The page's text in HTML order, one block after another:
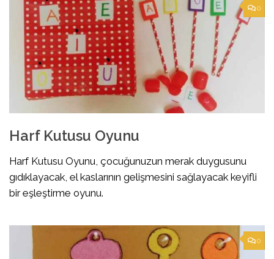
0
Harf Kutusu Oyunu
Harf Kutusu Oyunu, çocuğunuzun merak duygusunu
gıdıklayacak, el kaslarının gelişmesini sağlayacak keyifli
bir eşleştirme oyunu.
0